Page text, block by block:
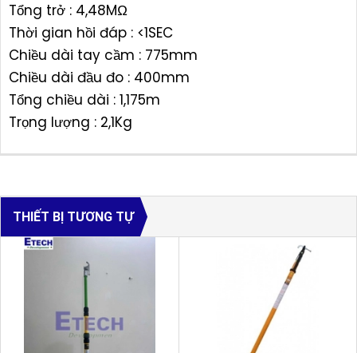
Tổng trở : 4,48MΩ
Thời gian hồi đáp : <1SEC
Chiều dài tay cầm : 775mm
Chiều dài đầu đo : 400mm
Tổng chiều dài : 1,175m
Trọng lượng : 2,1Kg
THIẾT BỊ TƯƠNG TỰ